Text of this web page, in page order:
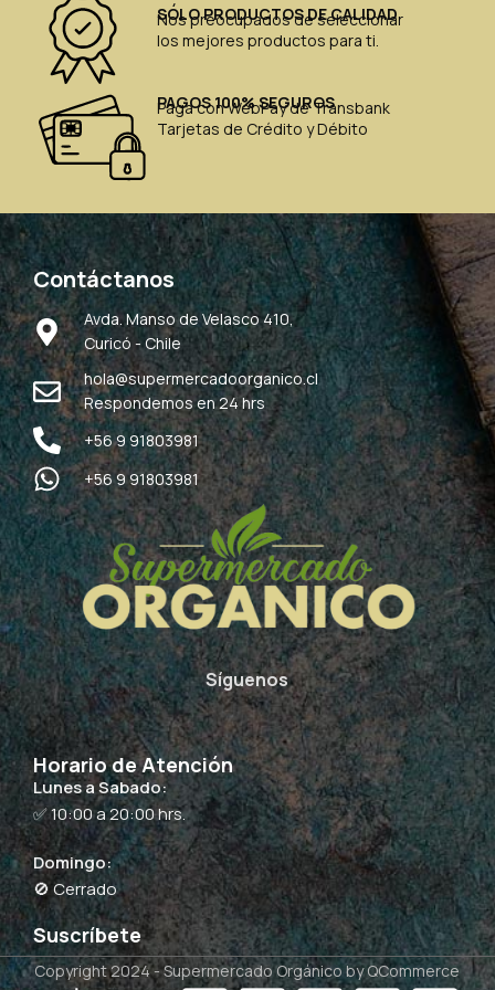
SÓLO PRODUCTOS DE CALIDAD
Nos preocupados de seleccionar
los mejores productos para ti.
PAGOS 100% SEGUROS
Paga con WebPay de Transbank
Tarjetas de Crédito y Débito
Contáctanos
Avda. Manso de Velasco 410,
Curicó - Chile
hola@supermercadoorganico.cl
Respondemos en 24 hrs
+56 9 91803981
+56 9 91803981
Síguenos
Horario de Atención
Lunes a Sabado:
✅ 10:00 a 20:00 hrs.
Domingo:
🚫 Cerrado
Suscríbete
Copyright 2024 -Supermercado Orgánico by QCommerce